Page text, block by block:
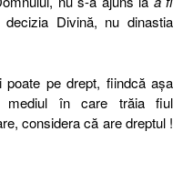
Divină, nu dinastia
pe drept, fiindcă aşa
mediul în care trăia fiul
considera că are dreptul !